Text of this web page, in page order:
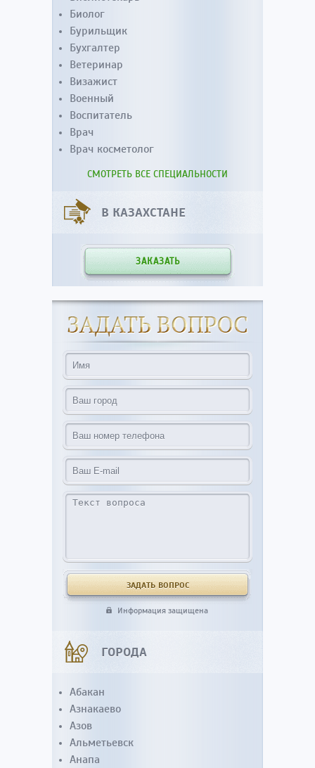
Биолог
Бурильщик
Бухгалтер
Ветеринар
Визажист
Военный
Воспитатель
Врач
Врач косметолог
СМОТРЕТЬ ВСЕ СПЕЦИАЛЬНОСТИ
В КАЗАХСТАНЕ
ЗАКАЗАТЬ
Информация защищена
ГОРОДА
Абакан
Азнакаево
Азов
Альметьевск
Анапа